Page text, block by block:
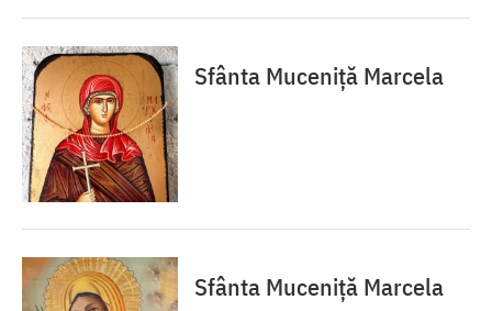
Sfânta Muceniță Marcela
Sfânta Muceniță Marcela